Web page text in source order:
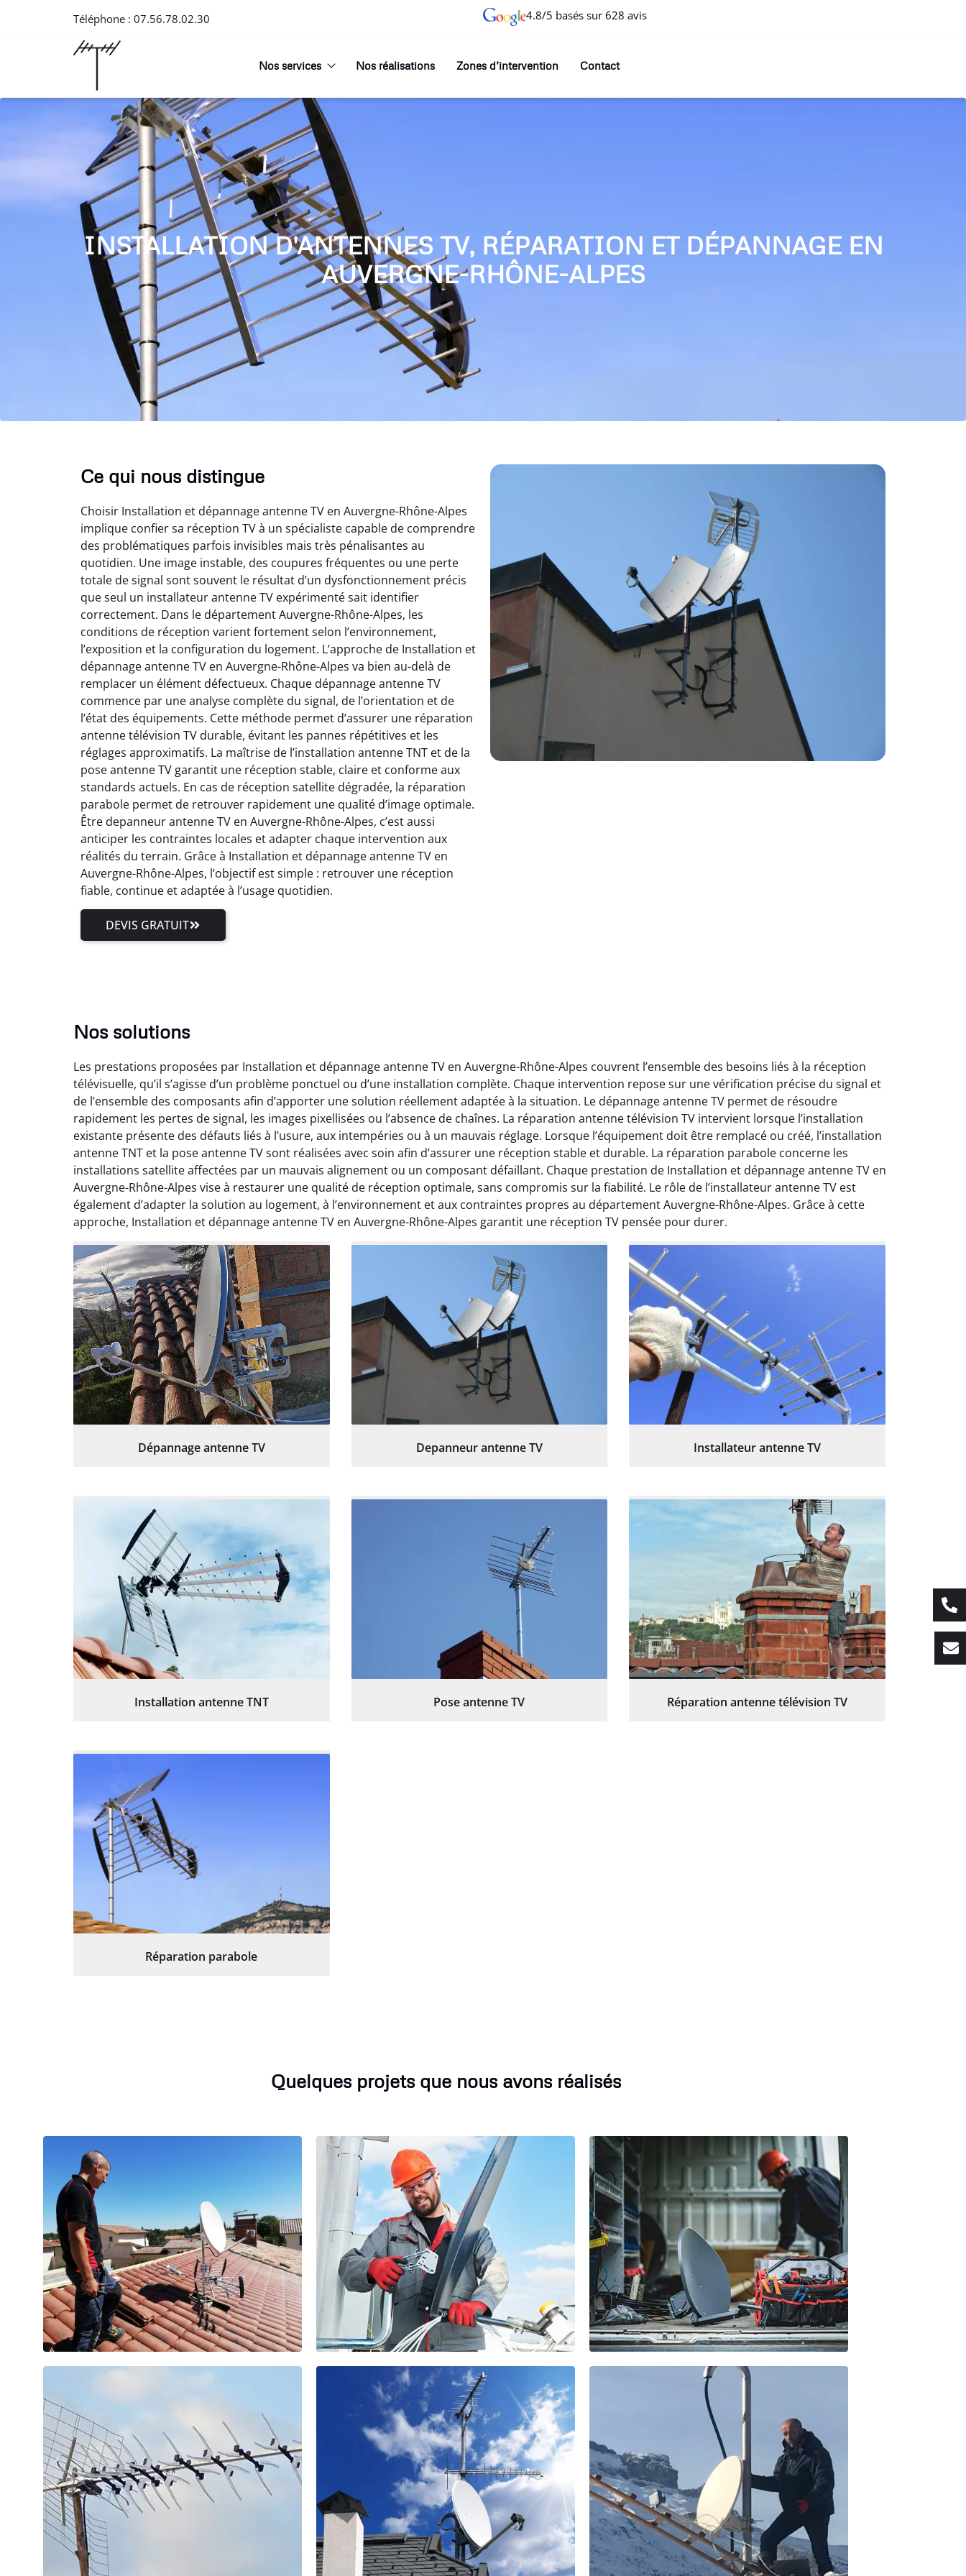
Téléphone : 07.56.78.02.30 4.8/5 basés sur 628 avis
Nos services Nos réalisations Zones d’intervention Contact
INSTALLATION D'ANTENNES TV, RÉPARATION ET DÉPANNAGE EN
AUVERGNE-RHÔNE-ALPES
Ce qui nous distingue
Choisir Installation et dépannage antenne TV en Auvergne-Rhône-Alpes
implique confier sa réception TV à un spécialiste capable de comprendre
des problématiques parfois invisibles mais très pénalisantes au
quotidien. Une image instable, des coupures fréquentes ou une perte
totale de signal sont souvent le résultat d’un dysfonctionnement précis
que seul un installateur antenne TV expérimenté sait identifier
correctement. Dans le département Auvergne-Rhône-Alpes, les
conditions de réception varient fortement selon l’environnement,
l’exposition et la configuration du logement. L’approche de Installation et
dépannage antenne TV en Auvergne-Rhône-Alpes va bien au-delà de
remplacer un élément défectueux. Chaque dépannage antenne TV
commence par une analyse complète du signal, de l’orientation et de
l’état des équipements. Cette méthode permet d’assurer une réparation
antenne télévision TV durable, évitant les pannes répétitives et les
réglages approximatifs. La maîtrise de l’installation antenne TNT et de la
pose antenne TV garantit une réception stable, claire et conforme aux
standards actuels. En cas de réception satellite dégradée, la réparation
parabole permet de retrouver rapidement une qualité d’image optimale.
Être depanneur antenne TV en Auvergne-Rhône-Alpes, c’est aussi
anticiper les contraintes locales et adapter chaque intervention aux
réalités du terrain. Grâce à Installation et dépannage antenne TV en
Auvergne-Rhône-Alpes, l’objectif est simple : retrouver une réception
fiable, continue et adaptée à l’usage quotidien.
DEVIS GRATUIT
Nos solutions
Les prestations proposées par Installation et dépannage antenne TV en Auvergne-Rhône-Alpes couvrent l’ensemble des besoins liés à la réception
télévisuelle, qu’il s’agisse d’un problème ponctuel ou d’une installation complète. Chaque intervention repose sur une vérification précise du signal et
de l’ensemble des composants afin d’apporter une solution réellement adaptée à la situation. Le dépannage antenne TV permet de résoudre
rapidement les pertes de signal, les images pixellisées ou l’absence de chaînes. La réparation antenne télévision TV intervient lorsque l’installation
existante présente des défauts liés à l’usure, aux intempéries ou à un mauvais réglage. Lorsque l’équipement doit être remplacé ou créé, l’installation
antenne TNT et la pose antenne TV sont réalisées avec soin afin d’assurer une réception stable et durable. La réparation parabole concerne les
installations satellite affectées par un mauvais alignement ou un composant défaillant. Chaque prestation de Installation et dépannage antenne TV en
Auvergne-Rhône-Alpes vise à restaurer une qualité de réception optimale, sans compromis sur la fiabilité. Le rôle de l’installateur antenne TV est
également d’adapter la solution au logement, à l’environnement et aux contraintes propres au département Auvergne-Rhône-Alpes. Grâce à cette
approche, Installation et dépannage antenne TV en Auvergne-Rhône-Alpes garantit une réception TV pensée pour durer.
Dépannage antenne TV Depanneur antenne TV Installateur antenne TV
Installation antenne TNT Pose antenne TV Réparation antenne télévision TV
Réparation parabole
Quelques projets que nous avons réalisés